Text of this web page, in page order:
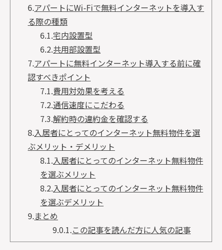
6.アパートにWi-Fiで無料インターネットを導入す
る際の種類
6.1.宅内設置型
6.2.共用部設置型
7.アパートに無料インターネット導入する前に確
認すべきポイント
7.1.費用対効果を考える
7.2.通信速度にこだわる
7.3.解約時の違約金を確認する
8.入居者にとってのインターネット無料物件を選
ぶメリット・デメリット
8.1.入居者にとってのインターネット無料物件
を選ぶメリット
8.2.入居者にとってのインターネット無料物件
を選ぶデメリット
9.まとめ
9.0.1.この記事を読んだ方に人気の記事